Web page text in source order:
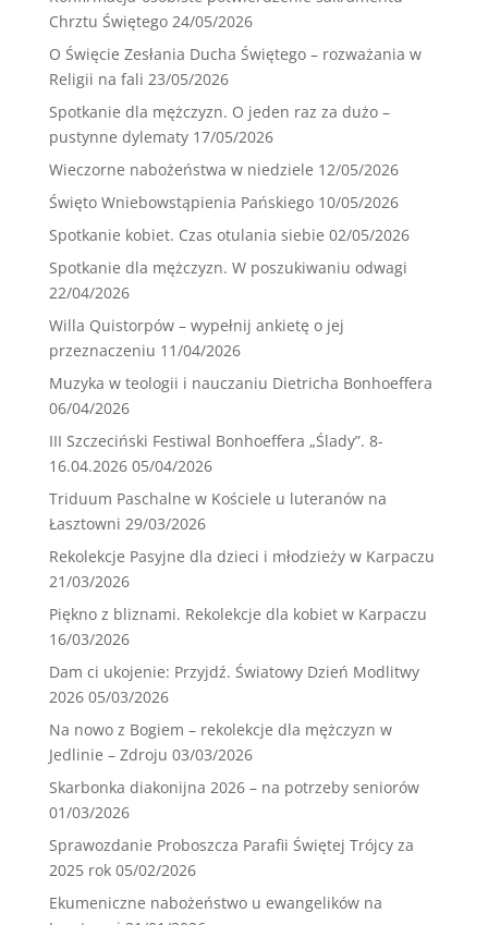
Chrztu Świętego 24/05/2026
O Święcie Zesłania Ducha Świętego – rozważania w
Religii na fali 23/05/2026
Spotkanie dla mężczyzn. O jeden raz za dużo –
pustynne dylematy 17/05/2026
Wieczorne nabożeństwa w niedziele 12/05/2026
Święto Wniebowstąpienia Pańskiego 10/05/2026
Spotkanie kobiet. Czas otulania siebie 02/05/2026
Spotkanie dla mężczyzn. W poszukiwaniu odwagi
22/04/2026
Willa Quistorpów – wypełnij ankietę o jej
przeznaczeniu 11/04/2026
Muzyka w teologii i nauczaniu Dietricha Bonhoeffera
06/04/2026
III Szczeciński Festiwal Bonhoeffera „Ślady”. 8-
16.04.2026 05/04/2026
Triduum Paschalne w Kościele u luteranów na
Łasztowni 29/03/2026
Rekolekcje Pasyjne dla dzieci i młodzieży w Karpaczu
21/03/2026
Piękno z bliznami. Rekolekcje dla kobiet w Karpaczu
16/03/2026
Dam ci ukojenie: Przyjdź. Światowy Dzień Modlitwy
2026 05/03/2026
Na nowo z Bogiem – rekolekcje dla mężczyzn w
Jedlinie – Zdroju 03/03/2026
Skarbonka diakonijna 2026 – na potrzeby seniorów
01/03/2026
Sprawozdanie Proboszcza Parafii Świętej Trójcy za
2025 rok 05/02/2026
Ekumeniczne nabożeństwo u ewangelików na